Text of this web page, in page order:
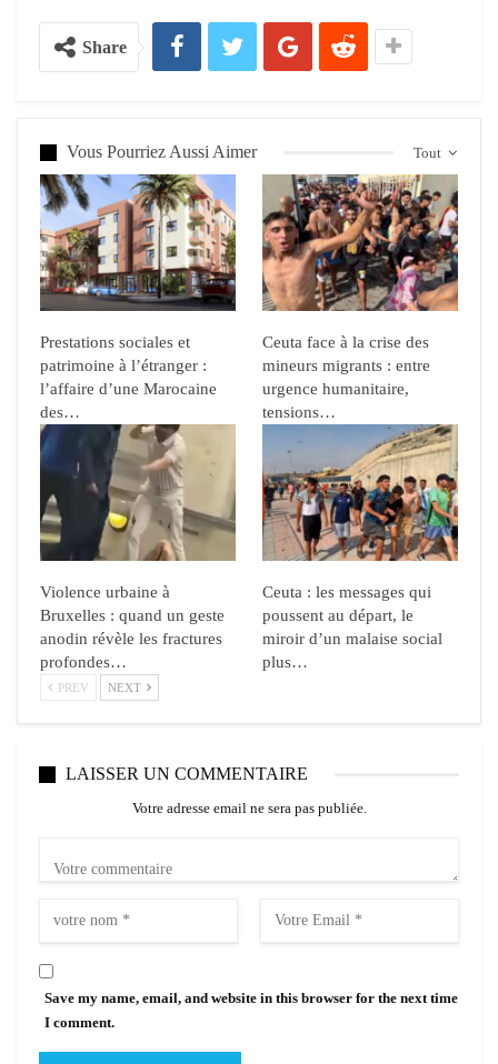
Share
Tout
Vous Pourriez Aussi Aimer
Prestations sociales et
patrimoine à l’étranger :
l’affaire d’une Marocaine
des…
Ceuta face à la crise des
mineurs migrants : entre
urgence humanitaire,
tensions…
Violence urbaine à
Bruxelles : quand un geste
anodin révèle les fractures
profondes…
Ceuta : les messages qui
poussent au départ, le
miroir d’un malaise social
plus…
PREV NEXT
LAISSER UN COMMENTAIRE
Votre adresse email ne sera pas publiée.
Save my name, email, and website in this browser for the next time
I comment.